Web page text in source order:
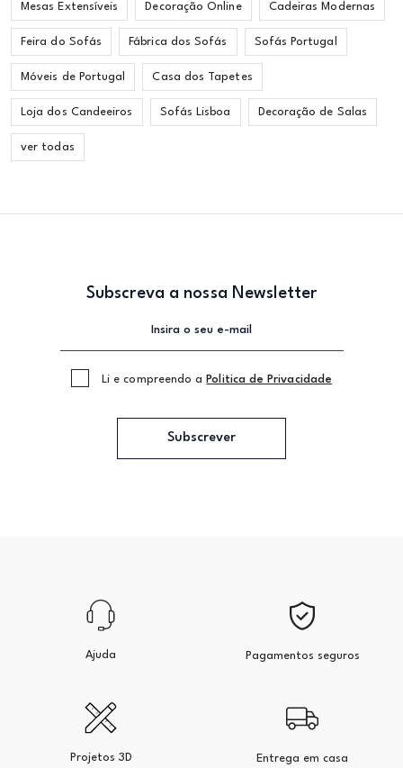
Mesas Extensíveis Decoração Online Cadeiras Modernas
Feira do Sofás Fábrica dos Sofás Sofás Portugal
Móveis de Portugal Casa dos Tapetes
Loja dos Candeeiros Sofás Lisboa Decoração de Salas
ver todas
Subscreva a nossa Newsletter
Li e compreendo a Politica de Privacidade
Subscrever
Ajuda Pagamentos seguros
Projetos 3D Entrega em casa